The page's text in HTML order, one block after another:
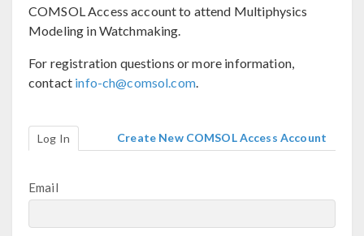
COMSOL Access account to attend Multiphysics
Modeling in Watchmaking.
For registration questions or more information,
contact info-ch@comsol.com.
Log In Create New COMSOL Access Account
Email